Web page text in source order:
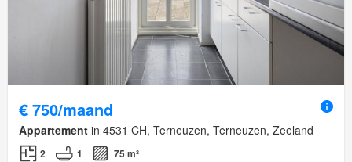
€ 750/maand
Appartement in 4531 CH, Terneuzen, Terneuzen, Zeeland
2 1 75 m²